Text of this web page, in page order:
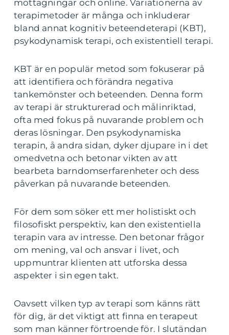
mottagningar och online. Variationerna av
terapimetoder är många och inkluderar
bland annat kognitiv beteendeterapi (KBT),
psykodynamisk terapi, och existentiell terapi.
KBT är en populär metod som fokuserar på
att identifiera och förändra negativa
tankemönster och beteenden. Denna form
av terapi är strukturerad och målinriktad,
ofta med fokus på nuvarande problem och
deras lösningar. Den psykodynamiska
terapin, å andra sidan, dyker djupare in i det
omedvetna och betonar vikten av att
bearbeta barndomserfarenheter och dess
påverkan på nuvarande beteenden.
För dem som söker ett mer holistiskt och
filosofiskt perspektiv, kan den existentiella
terapin vara av intresse. Den betonar frågor
om mening, val och ansvar i livet, och
uppmuntrar klienten att utforska dessa
aspekter i sin egen takt.
Oavsett vilken typ av terapi som känns rätt
för dig, är det viktigt att finna en terapeut
som man känner förtroende för. I slutändan